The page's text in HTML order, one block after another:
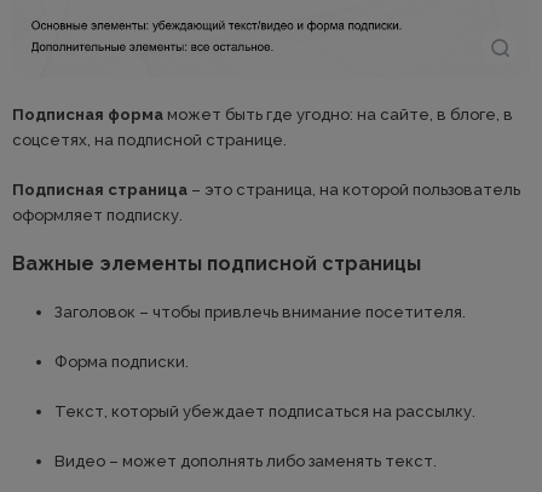
Подписная форма может быть где угодно: на сайте, в блоге, в
соцсетях, на подписной странице.
Подписная страница – это страница, на которой пользователь
оформляет подписку.
Важные элементы подписной страницы
Заголовок – чтобы привлечь внимание посетителя.
Форма подписки.
Текст, который убеждает подписаться на рассылку.
Видео – может дополнять либо заменять текст.